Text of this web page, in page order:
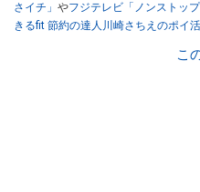
さイチ」 やフジテレビ「ノンストップ
きるfit 節約の達人川崎さちえのポイ
スマホ1つでスキマ時間に効率的に稼
こ